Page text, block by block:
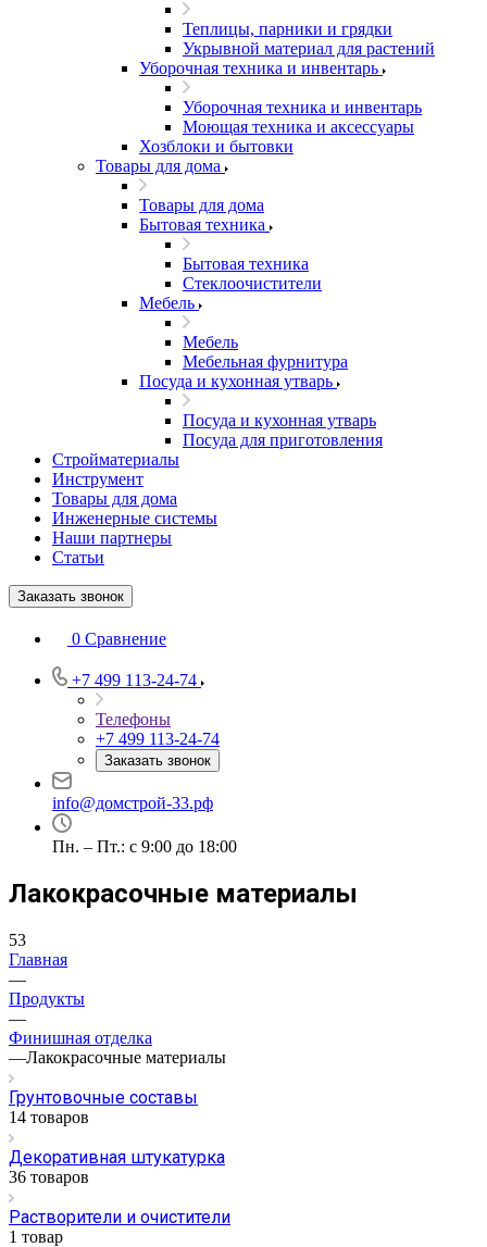
Теплицы, парники и грядки
Укрывной материал для растений
Уборочная техника и инвентарь
Уборочная техника и инвентарь
Моющая техника и аксессуары
Хозблоки и бытовки
Товары для дома
Товары для дома
Бытовая техника
Бытовая техника
Стеклоочистители
Мебель
Мебель
Мебельная фурнитура
Посуда и кухонная утварь
Посуда и кухонная утварь
Посуда для приготовления
Стройматериалы
Инструмент
Товары для дома
Инженерные системы
Наши партнеры
Статьи
Заказать звонок
0 Сравнение
+7 499 113-24-74
Телефоны
+7 499 113-24-74
Заказать звонок
info@домстрой-33.рф
Пн. – Пт.: с 9:00 до 18:00
Лакокрасочные материалы
53
Главная
—
Продукты
—
Финишная отделка
—Лакокрасочные материалы
Грунтовочные составы
14 товаров
Декоративная штукатурка
36 товаров
Растворители и очистители
1 товар